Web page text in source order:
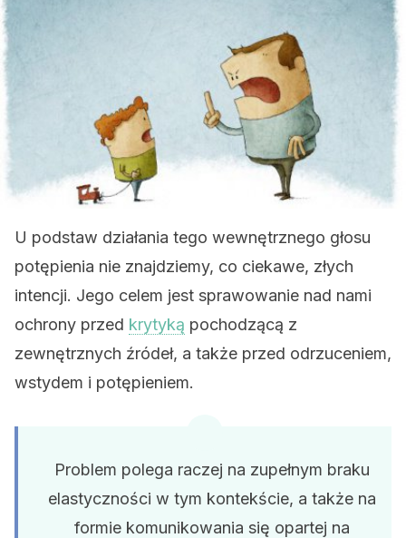
U podstaw działania tego wewnętrznego głosu
potępienia nie znajdziemy, co ciekawe, złych
intencji. Jego celem jest sprawowanie nad nami
ochrony przed krytyką pochodzącą z
zewnętrznych źródeł, a także przed odrzuceniem,
wstydem i potępieniem.
Problem polega raczej na zupełnym braku
elastyczności w tym kontekście, a także na
formie komunikowania się opartej na